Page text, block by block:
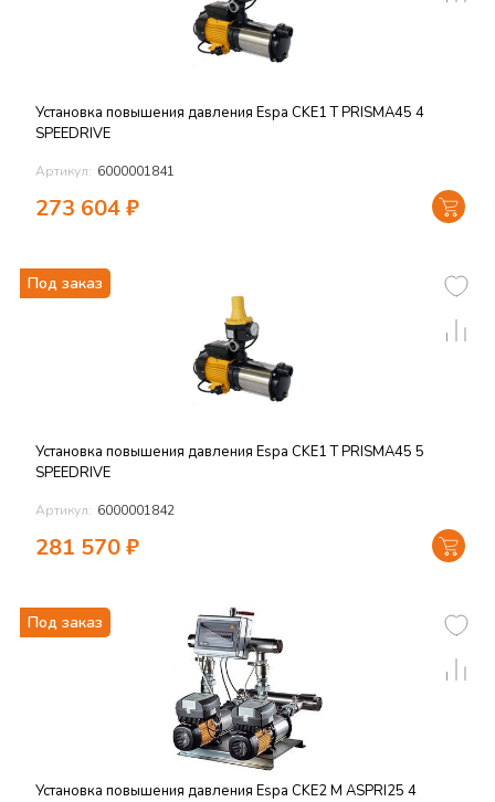
Установка повышения давления Espa CKE1 T PRISMA45 4
SPEEDRIVE
Артикул: 6000001841
273 604₽
Под заказ
Установка повышения давления Espa CKE1 T PRISMA45 5
SPEEDRIVE
Артикул: 6000001842
281 570₽
Под заказ
Установка повышения давления Espa CKE2 M ASPRI25 4